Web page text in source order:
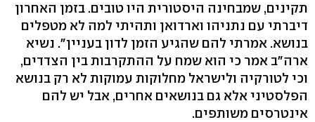
תקינים, שמבחינה היסטורית היו טובים. בזמן האחרון
דיברתי עם נתניהו וארדואן ותהיתי למה לא מטפלים
בנושא. אמרתי להם שהגיע הזמן לדון בעניין". נשיא
ארה"ב אמר כי הוא שמח על ההתקרבות בין הצדדים,
וכי לטורקיה ולישראל מחלוקות עמוקות לא רק בנושא
הפלסטיני אלא גם בנושאים אחרים, אבל יש להם
אינטרסים משותפים.